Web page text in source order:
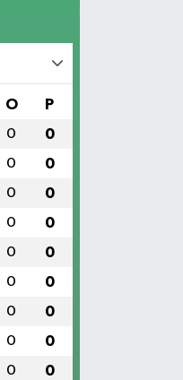
O P
0 0
0 0
0 0
0 0
0 0
0 0
0 0
0 0
0 0